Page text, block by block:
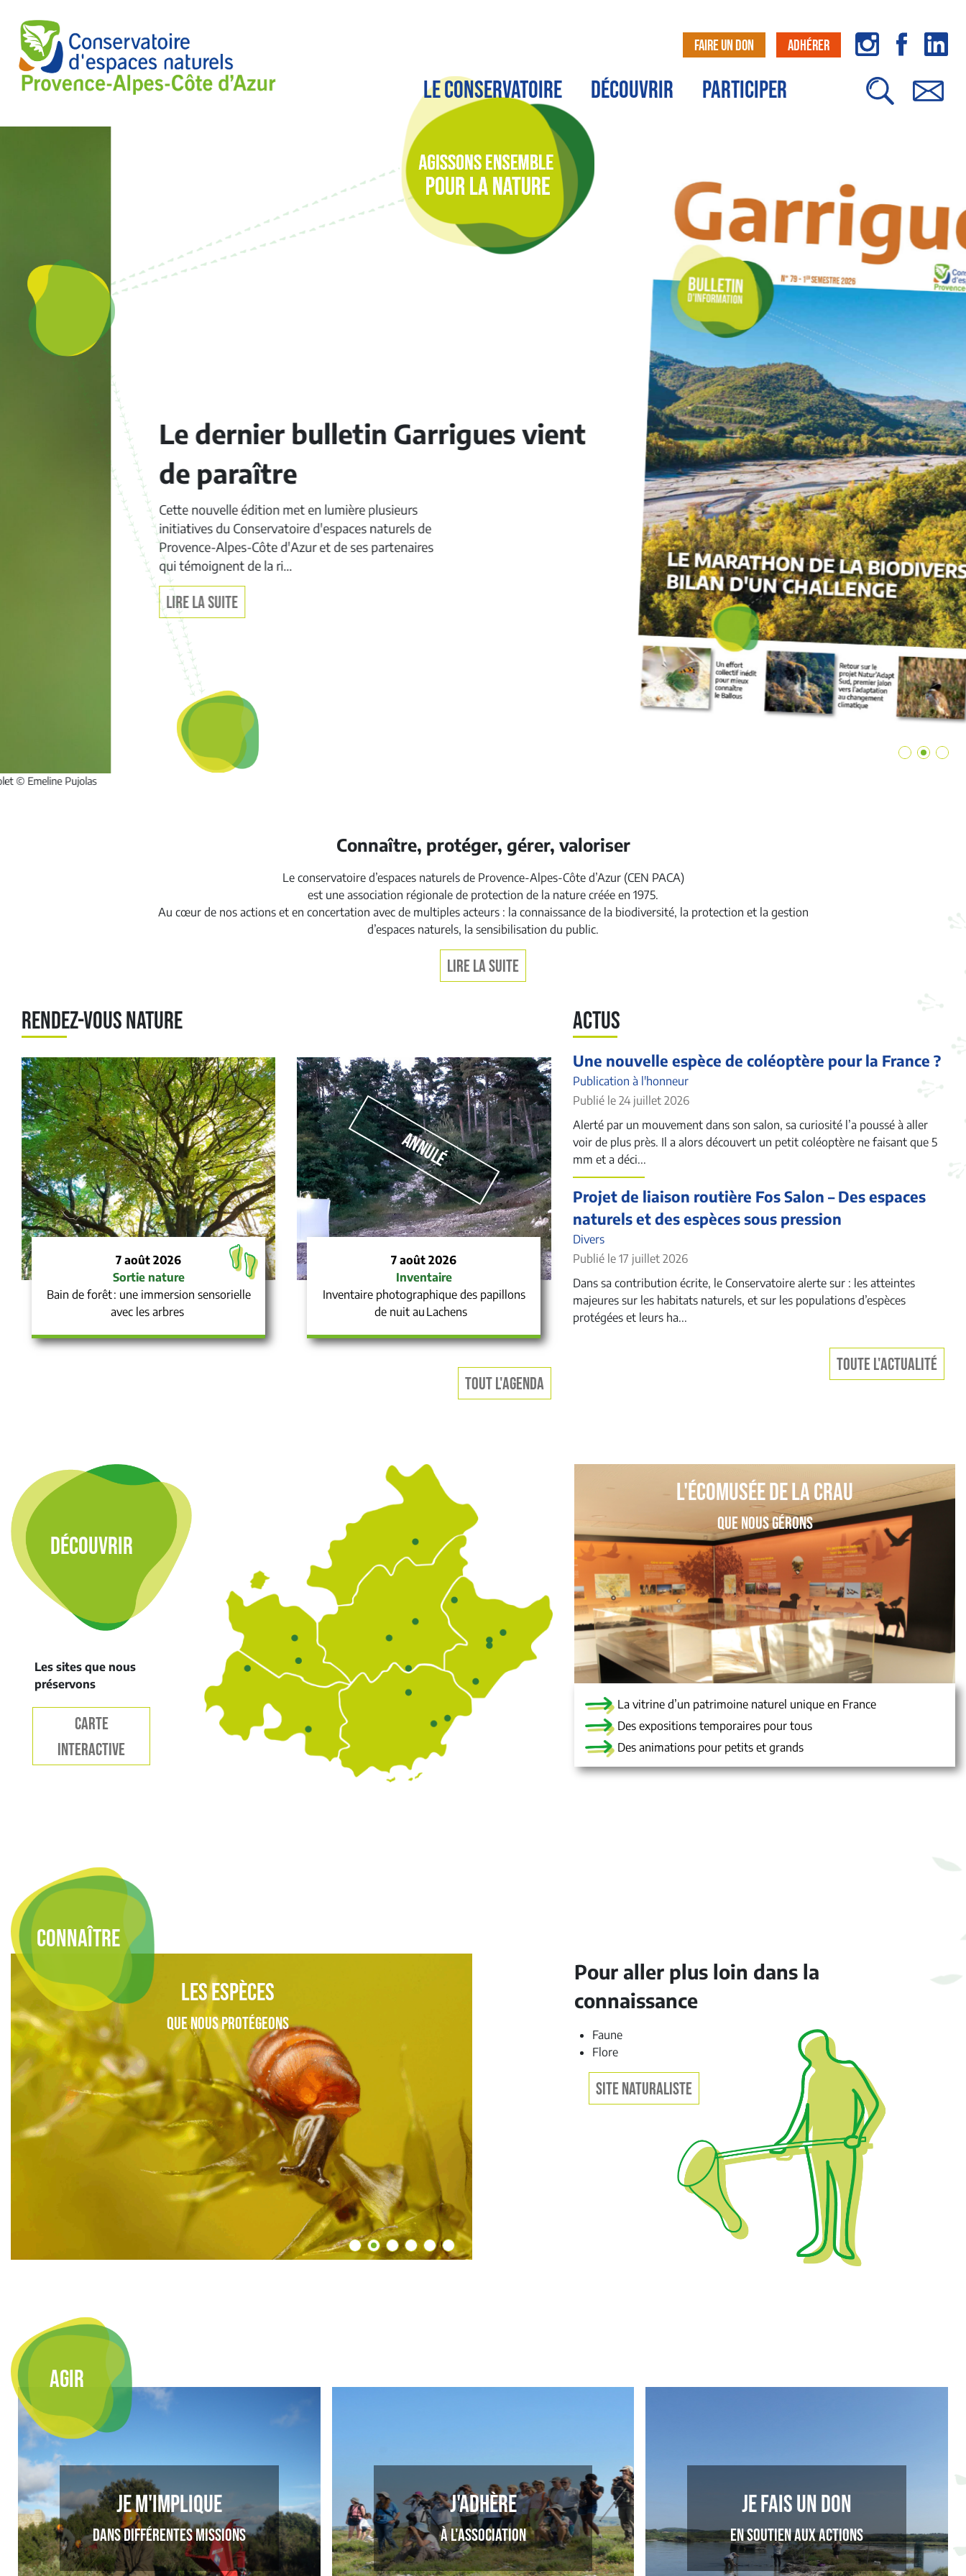
FAIRE UN DON ADHÉRER
LE CONSERVATOIRE DÉCOUVRIR PARTICIPER
Le dernier bulletin Garrigues vient
de paraître
Cette nouvelle édition met en lumière plusieurs
initiatives du Conservatoire d'espaces naturels de
Provence-Alpes-Côte d'Azur et de ses partenaires
qui témoignent de la ri...
Connaître, protéger, gérer, valoriser
Le conservatoire d’espaces naturels de Provence-Alpes-Côte d’Azur (CEN PACA)
est une association régionale de protection de la nature créée en 1975.
Au cœur de nos actions et en concertation avec de multiples acteurs : la connaissance de la biodiversité, la protection et la gestion
d’espaces naturels, la sensibilisation du public.
LIRE LA SUITE
RENDEZ-VOUS NATURE
7 août 2026
Sortie nature
Bain de forêt : une immersion sensorielle
avec les arbres
Annulé
7 août 2026
Inventaire
Inventaire photographique des papillons
de nuit au Lachens
TOUT L'AGENDA
ACTUS
Une nouvelle espèce de coléoptère pour la France ?
Publication à l'honneur
Publié le 24 juillet 2026
Alerté par un mouvement dans son salon, sa curiosité l’a poussé à aller
voir de plus près. Il a alors découvert un petit coléoptère ne faisant que 5
mm et a déci...
Projet de liaison routière Fos Salon – Des espaces
naturels et des espèces sous pression
Divers
Publié le 17 juillet 2026
Dans sa contribution écrite, le Conservatoire alerte sur : les atteintes
majeures sur les habitats naturels, et sur les populations d’espèces
protégées et leurs ha...
TOUTE L'ACTUALITÉ
DÉCOUVRIR
Les sites que nous
préservons
CARTE
INTERACTIVE
L'écomusée de la crau
que nous gérons
La vitrine d’un patrimoine naturel unique en France
Des expositions temporaires pour tous
Des animations pour petits et grands
CONNAÎTRE
Les espèces
que nous protégeons
Pour aller plus loin dans la
connaissance
Faune
Flore
SITE NATURALISTE
AGIR
Je m'implique
dans différentes missions
J'adhère
à l'association
Je fais un don
en soutien aux actions